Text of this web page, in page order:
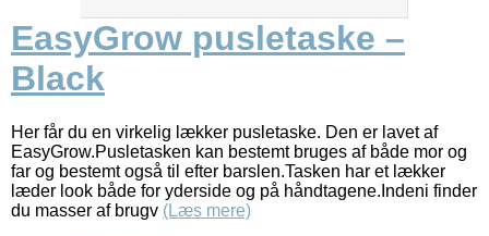
EasyGrow pusletaske –
Black
Her får du en virkelig lækker pusletaske. Den er lavet af
EasyGrow.Pusletasken kan bestemt bruges af både mor og
far og bestemt også til efter barslen.Tasken har et lækker
læder look både for yderside og på håndtagene.Indeni finder
du masser af brugv (Læs mere)